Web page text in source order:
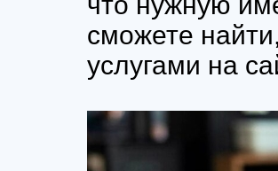
сможете
услугами на